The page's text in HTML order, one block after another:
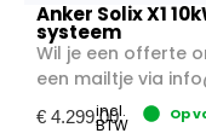
Anker Solix X1
systeem
Wil je een offerte
een mailtje via
€ 4.299,00
incl.
BTW
Op